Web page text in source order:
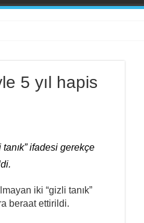
5 yıl hapis
ifadesi gerekçe
iki “gizli tanık”
beraat ettirildi.